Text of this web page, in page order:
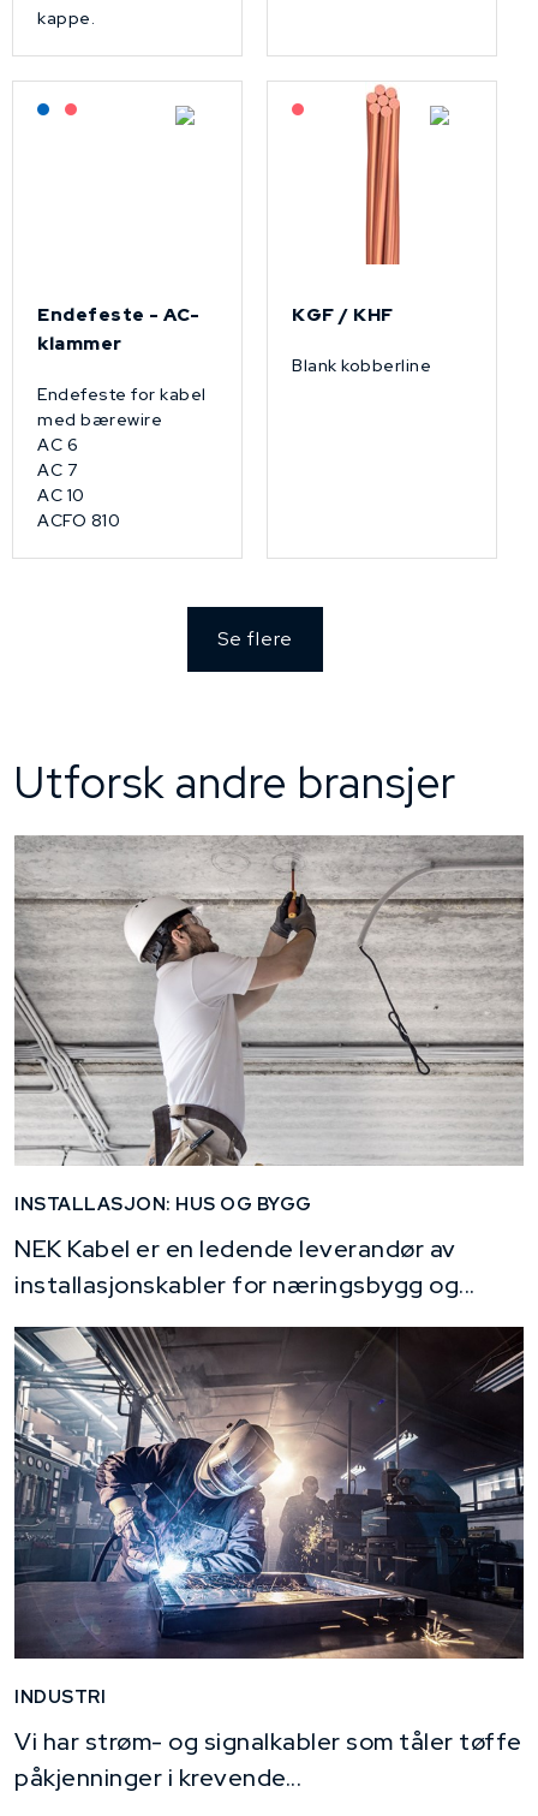
kappe.
Lagerført: NEK Kabel
På forespørsel
Endefeste - AC-
klammer
Endefeste for kabel
med bærewire
AC 6
AC 7
AC 10
ACFO 810
På forespørsel
KGF / KHF
Blank kobberline
Se flere
Utforsk andre bransjer
INSTALLASJON: HUS OG BYGG
NEK Kabel er en ledende leverandør av
installasjonskabler for næringsbygg og...
INDUSTRI
Vi har strøm- og signalkabler som tåler tøffe
påkjenninger i krevende...